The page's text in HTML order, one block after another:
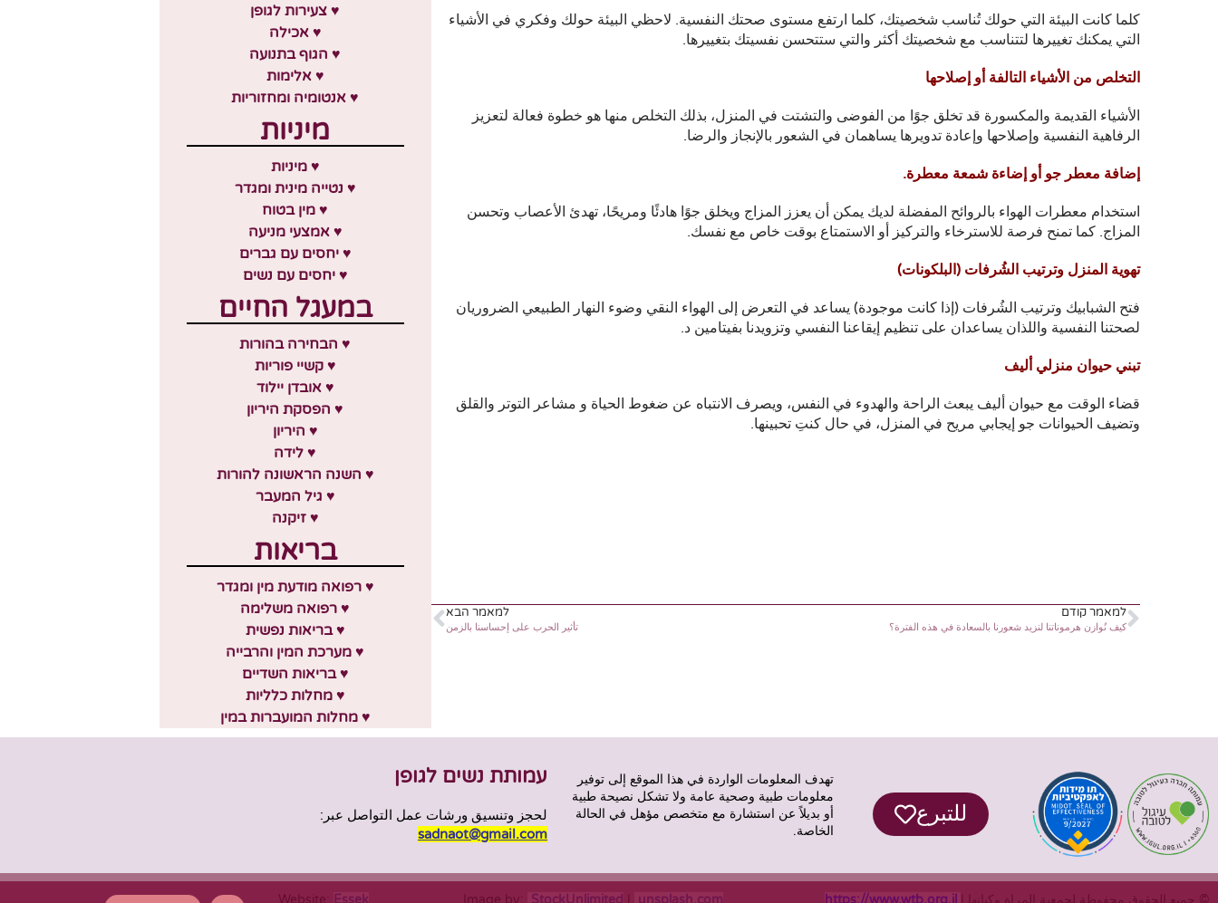
كلما كانت البيئة التي حولك تُناسب شخصيتك، كلما ارتفع مستوى صحتك النفسية. لاحظي البيئة حولك وفكري في الأشياء
التي يمكنك تغييرها لتتناسب مع شخصيتك أكثر والتي ستتحسن نفسيتك بتغييرها.
التخلص من الأشياء التالفة أو إصلاحها
الأشياء القديمة والمكسورة قد تخلق جوًا من الفوضى والتشتت في المنزل، بذلك التخلص منها هو خطوة فعالة لتعزيز
الرفاهية النفسية وإصلاحها وإعادة تدويرها يساهمان في الشعور بالإنجاز والرضا.
إضافة معطر جو أو إضاءة شمعة معطرة.
استخدام معطرات الهواء بالروائح المفضلة لديك يمكن أن يعزز المزاج ويخلق جوًا هادئًا ومريحًا، تهدئ الأعصاب وتحسن
المزاج. كما تمنح فرصة للاسترخاء والتركيز أو الاستمتاع بوقت خاص مع نفسك.
تهوية المنزل وترتيب الشُرفات (البلكونات)
فتح الشبابيك وترتيب الشُرفات (إذا كانت موجودة) يساعد في التعرض إلى الهواء النقي وضوء النهار الطبيعي الضروريان
لصحتنا النفسية واللذان يساعدان على تنظيم إيقاعنا النفسي وتزويدنا بفيتامين د.
تبني حيوان منزلي أليف
قضاء الوقت مع حيوان أليف يبعث الراحة والهدوء في النفس، ويصرف الانتباه عن ضغوط الحياة و مشاعر التوتر والقلق
وتضيف الحيوانات جو إيجابي مريح في المنزل، في حال كنتِ تحبينها.
למאמר קודם
كيف نُوازن هرموناتنا لنزيد شعورنا بالسعادة في هذه الفترة؟
למאמר הבא
تأثير الحرب على إحساسنا بالزمن
♥ צעירות לגופן
♥ אכילה
♥ הגוף בתנועה
♥ אלימות
♥ אנטומיה ומחזוריות
מיניות
♥ מיניות
♥ נטייה מינית ומגדר
♥ מין בטוח
♥ אמצעי מניעה
♥ יחסים עם גברים
♥ יחסים עם נשים
במעגל החיים
♥ הבחירה בהורות
♥ קשיי פוריות
♥ אובדן יילוד
♥ הפסקת היריון
♥ היריון
♥ לידה
♥ השנה הראשונה להורות
♥ גיל המעבר
♥ זיקנה
בריאות
♥ רפואה מודעת מין ומגדר
♥ רפואה משלימה
♥ בריאות נפשית
♥ מערכת המין והרבייה
♥ בריאות השדיים
♥ מחלות כלליות
♥ מחלות המועברות במין
للتبرع
تهدف المعلومات الواردة في هذا الموقع إلى توفير
معلومات طبية وصحية عامة ولا تشكل نصيحة طبية
أو بديلاً عن استشارة مع متخصص مؤهل في الحالة
الخاصة.
עמותת נשים לגופן
لحجز وتنسيق ورشات عمل التواصل عبر:
sadnaot@gmail.com
© جميع الحقوق محفوظة لجمعية المراة وكيانها | https://www.wtb.org.il
Image by: StockUnlimited unsplash.com
Website: Essek